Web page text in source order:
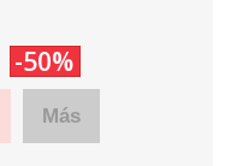
-50%
Más